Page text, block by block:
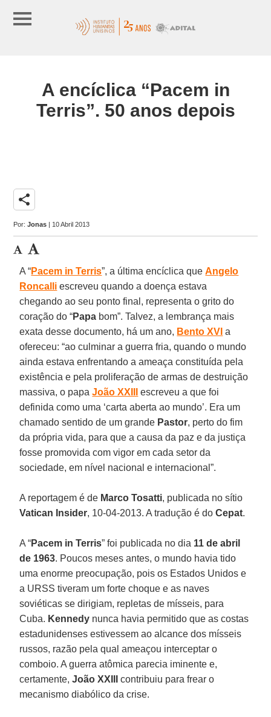
A encíclica “Pacem in
Terris”. 50 anos depois
share
Por:Jonas | 10 Abril 2013
A “Pacem in Terris”, a última encíclica queAngelo
Roncalli escreveu quando a doença estava
chegando ao seu ponto final, representa o grito do
coração do “Papa bom”. Talvez, a lembrança mais
exata desse documento, há um ano, Bento XVI a
ofereceu: “ao culminar a guerra fria, quando o mundo
ainda estava enfrentando a ameaça constituída pela
existência e pela proliferação de armas de destruição
massiva, o papaJoão XXIII
escreveu a que foi
definida como uma ‘carta aberta ao mundo’. Era um
chamado sentido de um grande Pastor, perto do fim
da própria vida, para que a causa da paz e da justiça
fosse promovida com vigor em cada setor da
sociedade, em nível nacional e internacional”.
A reportagem é de Marco Tosatti, publicada no sítio
Vatican Insider, 10-04-2013. A tradução é doCepat.
A “Pacem in Terris” foi publicada no dia 11 de abril
de 1963. Poucos meses antes, o mundo havia tido
uma enorme preocupação, pois os Estados Unidos e
a URSS tiveram um forte choque e as naves
soviéticas se dirigiam, repletas de mísseis, para
Cuba. Kennedy nunca havia permitido que as costas
estadunidenses estivessem ao alcance dos mísseis
russos, razão pela qual ameaçou interceptar o
comboio. A guerra atômica parecia iminente e,
certamente,João XXIII
contribuiu para frear o
mecanismo diabólico da crise.